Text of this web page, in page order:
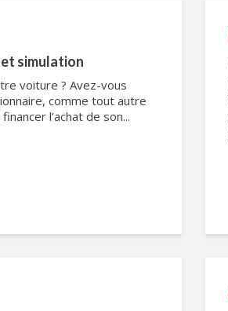
simulation
voiture ? Avez-vous
comme tout autre
l’achat de son...